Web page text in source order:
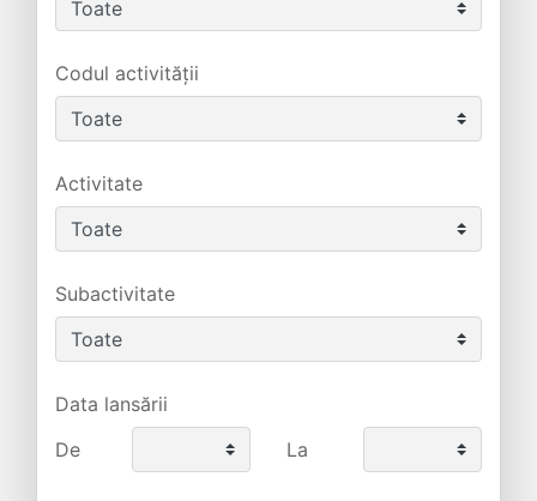
Codul activității
Activitate
Subactivitate
Data lansării
De
La